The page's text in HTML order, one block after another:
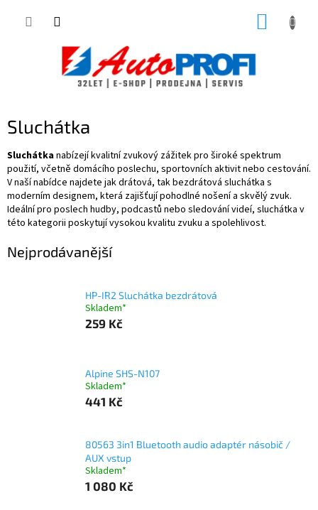
Sluchátka
Sluchátkanabízejí kvalitní zvukový zážitek pro široké spektrum
použití, včetně domácího poslechu, sportovních aktivit nebo cestování.
V naší nabídce najdete jak drátová, tak bezdrátová sluchátka s
moderním designem, která zajišťují pohodlné nošení a skvělý zvuk.
Ideální pro poslech hudby, podcastů nebo sledování videí, sluchátka v
této kategorii poskytují vysokou kvalitu zvuku a spolehlivost.
Nejprodávanější
HP-IR2 Sluchátka bezdrátová
Skladem*
259 Kč
Alpine SHS-N107
Skladem*
441 Kč
80563 3in1 Bluetooth audio adaptér násobič /
AUX vstup
Skladem*
1 080 Kč